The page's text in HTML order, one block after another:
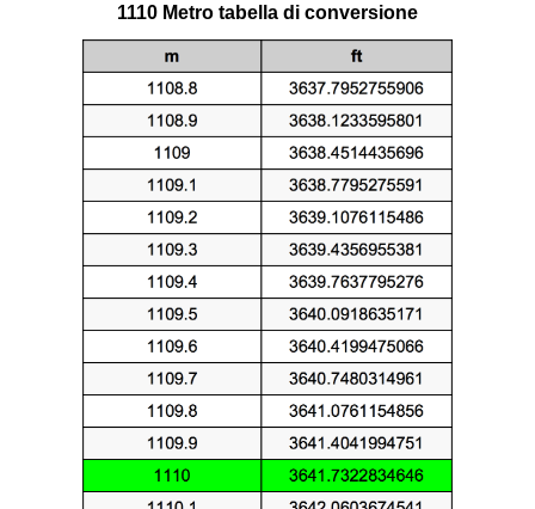
1110 Metro tabella di conversione